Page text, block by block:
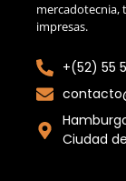
mercadotecnia,
impresas.
+(52) 55
Ciudad